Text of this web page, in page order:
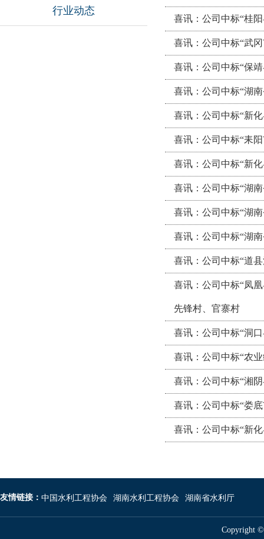
行业动态
喜讯：公司中标“桂
喜讯：公司中标“武
喜讯：公司中标“保
喜讯：公司中标“湖
喜讯：公司中标“新
喜讯：公司中标“耒
喜讯：公司中标“新
喜讯：公司中标“湖
喜讯：公司中标“湖
喜讯：公司中标“湖
喜讯：公司中标“道
喜讯：公司中标“凤
先锋村、官寨村
喜讯：公司中标“洞
喜讯：公司中标“农
喜讯：公司中标“湘
喜讯：公司中标“娄
喜讯：公司中标“新
友情链接： 中国水利工程协会 湖南水利工程协会 湖南省水利厅
Copyright ©